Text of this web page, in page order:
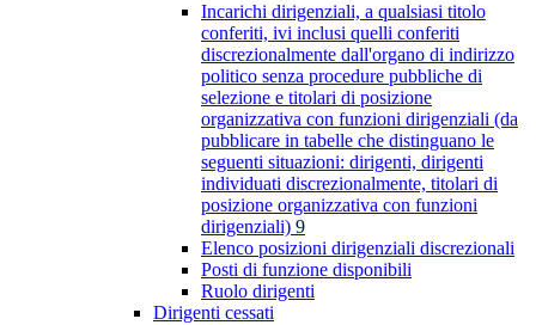
Incarichi dirigenziali, a qualsiasi titolo
conferiti, ivi inclusi quelli conferiti
discrezionalmente dall'organo di indirizzo
politico senza procedure pubbliche di
selezione e titolari di posizione
organizzativa con funzioni dirigenziali (da
pubblicare in tabelle che distinguano le
seguenti situazioni: dirigenti, dirigenti
individuati discrezionalmente, titolari di
posizione organizzativa con funzioni
dirigenziali) 9
Elenco posizioni dirigenziali discrezionali
Posti di funzione disponibili
Ruolo dirigenti
Dirigenti cessati